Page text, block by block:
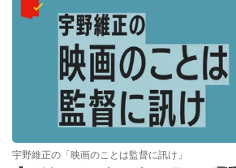
宇野維正の「映画のことは監督に訊け」